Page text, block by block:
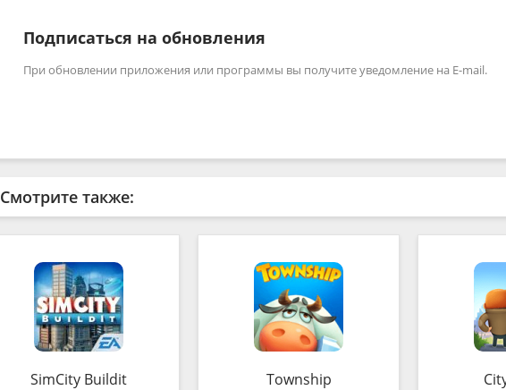
Подписаться на обновления
При обновлении приложения или программы вы получите уведомление на E-mail.
Смотрите также:
SimCity Buildit Township